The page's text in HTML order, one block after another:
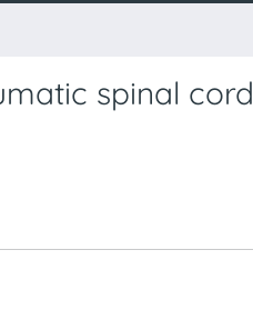
spinal cord